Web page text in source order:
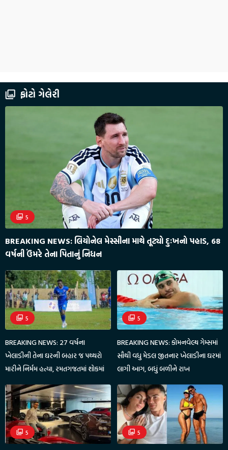
ફોટો ગેલેરી
5
BREAKING NEWS: લિયોનેલ મેસ્સીના માથે તૂટ્યો દુઃખનો પહાડ, 68
વર્ષની ઉંમરે તેના પિતાનું નિધન
5
BREAKING NEWS: 27 વર્ષના
ખેલાડીની તેના ઘરની બહાર જ પથ્થરો
મારીને નિર્મમ હત્યા, રમતગજતમાં શોકમાં
5
BREAKING NEWS: કોમનવેલ્થ ગેમ્સમાં
સૌથી વધુ મેડલ જીતનાર ખેલાડીના ઘરમાં
લાગી આગ, બધું બળીને રાખ
5 5